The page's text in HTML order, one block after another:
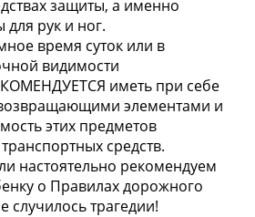
защиты, а именно
рук и ног.
время суток или в
видимости
иметь при себе
элементами и
этих предметов
средств.
настоятельно рекомендуем
о Правилах дорожного
случилось трагедии!